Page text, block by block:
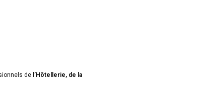
de l’Hôtellerie, de la